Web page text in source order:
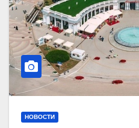
НОВОСТИ